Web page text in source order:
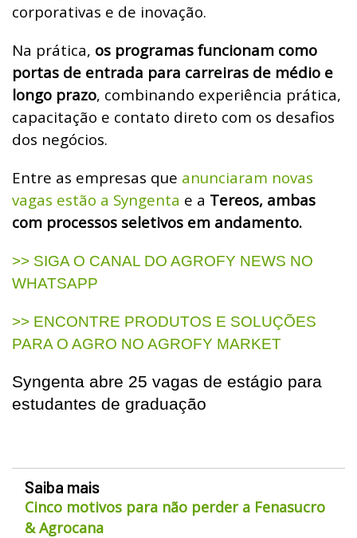
corporativas e de inovação.
Na prática, os programas funcionam como
portas de entrada para carreiras de médio e
longo prazo, combinando experiência prática,
capacitação e contato direto com os desafios
dos negócios.
Entre as empresas que anunciaram novas
vagas estão a Syngenta e a Tereos, ambas
com processos seletivos em andamento.
>> SIGA O CANAL DO AGROFY NEWS NO
WHATSAPP
>> ENCONTRE PRODUTOS E SOLUÇÕES
PARA O AGRO NO AGROFY MARKET
Syngenta abre 25 vagas de estágio para
estudantes de graduação
Saiba mais
Cinco motivos para não perder a Fenasucro
& Agrocana